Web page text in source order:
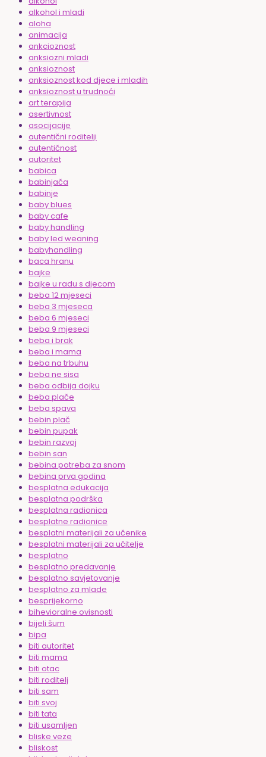
alkohol i mladi
aloha
animacija
ankcioznost
anksiozni mladi
anksioznost
anksioznost kod djece i mladih
anksioznost u trudnoći
art terapija
asertivnost
asocijacije
autentični roditelji
autentičnost
autoritet
babica
babinjača
babinje
baby blues
baby cafe
baby handling
baby led weaning
babyhandling
baca hranu
bajke
bajke u radu s djecom
beba 12 mjeseci
beba 3 mjeseca
beba 6 mjeseci
beba 9 mjeseci
beba i brak
beba i mama
beba na trbuhu
beba ne sisa
beba odbija dojku
beba plače
beba spava
bebin plač
bebin pupak
bebin razvoj
bebin san
bebina potreba za snom
bebina prva godina
besplatna edukacija
besplatna podrška
besplatna radionica
besplatne radionice
besplatni materijali za učenike
besplatni materijali za učitelje
besplatno
besplatno predavanje
besplatno savjetovanje
besplatno za mlade
besprijekorno
bihevioralne ovisnosti
bijeli šum
bipa
biti autoritet
biti mama
biti otac
biti roditelj
biti sam
biti svoj
biti tata
biti usamljen
bliske veze
bliskost